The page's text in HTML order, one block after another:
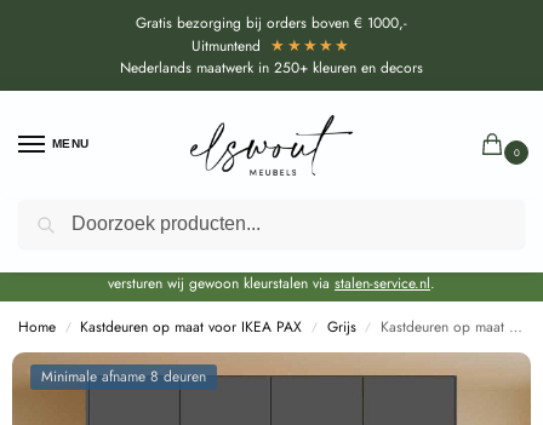
Gratis bezorging bij orders boven € 1000,-
Uitmuntend ★★★★★
Nederlands maatwerk in 250+ kleuren en decors
MENU
0
Door de bouwvakperiode geldt voor alle collecties momenteel een EXTRA
levertijd van circa 3-4 weken bovenop de reguliere levertijd.
versturen wij gewoon kleurstalen via stalen-service.nl.
Home / Kastdeuren op maat voor IKEA PAX / Grijs / Kastdeuren op maat Piombo Antraciet Grijs voor IKEA PAX (DecoLegno HM06)
Minimale afname 8 deuren